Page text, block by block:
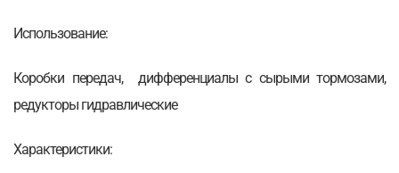
Использование:
Коробки передач, дифференциалы с сырыми тормозами,
редукторы гидравлические
Характеристики: